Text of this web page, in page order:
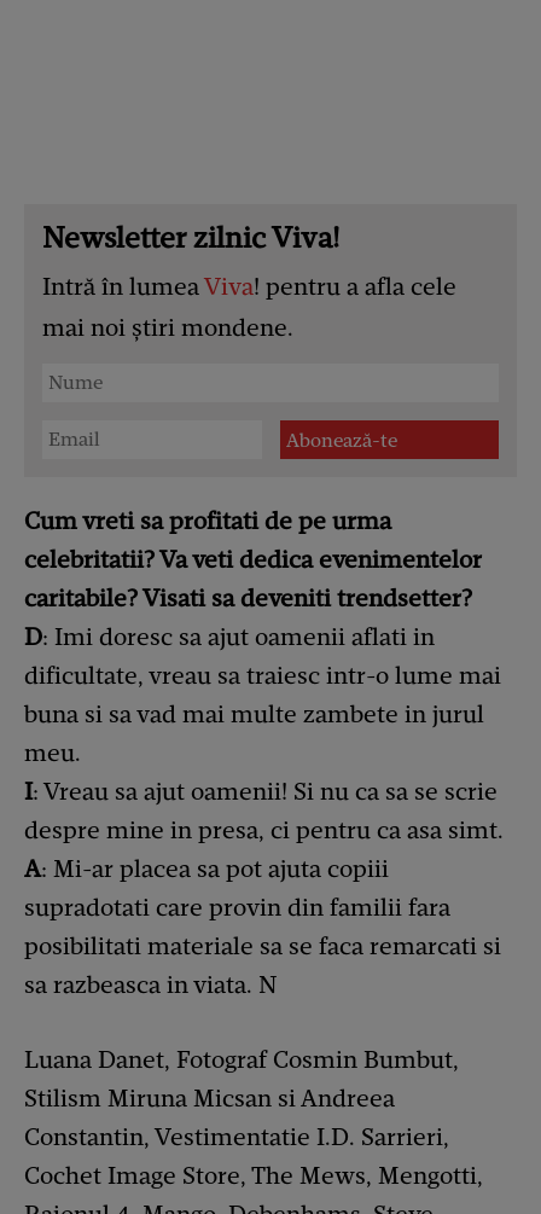
Newsletter zilnic Viva!
Intră în lumeaViva! pentru a afla cele
mai noi știri mondene.
Cum vreti sa profitati de pe urma
celebritatii? Va veti dedica evenimentelor
caritabile? Visati sa deveniti trendsetter?
D: Imi doresc sa ajut oamenii aflati in
dificultate, vreau sa traiesc intr-o lume mai
buna si sa vad mai multe zambete in jurul
meu.
I: Vreau sa ajut oamenii! Si nu ca sa se scrie
despre mine in presa, ci pentru ca asa simt.
A: Mi-ar placea sa pot ajuta copiii
supradotati care provin din familii fara
posibilitati materiale sa se faca remarcati si
sa razbeasca in viata. N
Luana Danet, Fotograf Cosmin Bumbut,
Stilism Miruna Micsan si Andreea
Constantin, Vestimentatie I.D. Sarrieri,
Cochet Image Store, The Mews, Mengotti,